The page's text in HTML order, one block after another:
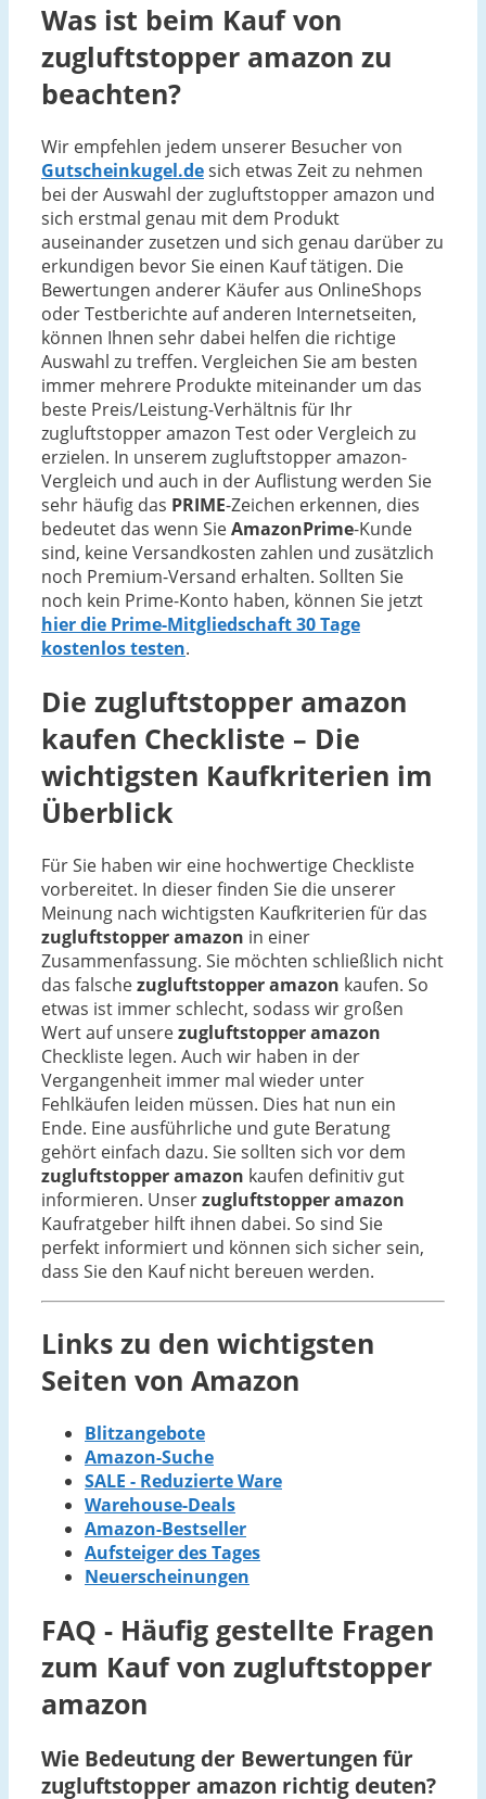
Was ist beim Kauf von
zugluftstopper amazon zu
beachten?
Wir empfehlen jedem unserer Besucher von
Gutscheinkugel.desich etwas Zeit zu nehmen
bei der Auswahl der zugluftstopper amazon und
sich erstmal genau mit dem Produkt
auseinander zusetzen und sich genau darüber zu
erkundigen bevor Sie einen Kauf tätigen. Die
Bewertungen anderer Käufer aus OnlineShops
oder Testberichte auf anderen Internetseiten,
können Ihnen sehr dabei helfen die richtige
Auswahl zu treffen. Vergleichen Sie am besten
immer mehrere Produkte miteinander um das
beste Preis/Leistung-Verhältnis für Ihr
zugluftstopper amazon Test oder Vergleich zu
erzielen. In unserem zugluftstopper amazon-
Vergleich und auch in der Auflistung werden Sie
sehr häufig das PRIME-Zeichen erkennen, dies
bedeutet das wenn SieAmazonPrime-Kunde
sind, keine Versandkosten zahlen und zusätzlich
noch Premium-Versand erhalten. Sollten Sie
noch kein Prime-Konto haben, können Sie jetzt
hier die Prime-Mitgliedschaft 30 Tage
kostenlos testen.
Die zugluftstopper amazon
kaufen Checkliste – Die
wichtigsten Kaufkriterien im
Überblick
Für Sie haben wir eine hochwertige Checkliste
vorbereitet. In dieser finden Sie die unserer
Meinung nach wichtigsten Kaufkriterien für das
zugluftstopper amazon in einer
Zusammenfassung. Sie möchten schließlich nicht
das falschezugluftstopper amazon kaufen. So
etwas ist immer schlecht, sodass wir großen
Wert auf unserezugluftstopper amazon
Checkliste legen. Auch wir haben in der
Vergangenheit immer mal wieder unter
Fehlkäufen leiden müssen. Dies hat nun ein
Ende. Eine ausführliche und gute Beratung
gehört einfach dazu. Sie sollten sich vor dem
zugluftstopper amazon kaufen definitiv gut
informieren. Unserzugluftstopper amazon
Kaufratgeber hilft ihnen dabei. So sind Sie
perfekt informiert und können sich sicher sein,
dass Sie den Kauf nicht bereuen werden.
Links zu den wichtigsten
Seiten von Amazon
Blitzangebote
Amazon-Suche
SALE - Reduzierte Ware
Warehouse-Deals
Amazon-Bestseller
Aufsteiger des Tages
Neuerscheinungen
FAQ - Häufig gestellte Fragen
zum Kauf von zugluftstopper
amazon
Wie Bedeutung der Bewertungen für
zugluftstopper amazon richtig deuten?